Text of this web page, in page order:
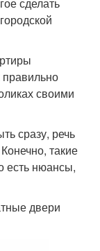
своими
сразу, речь
такие
есть нюансы,
двери